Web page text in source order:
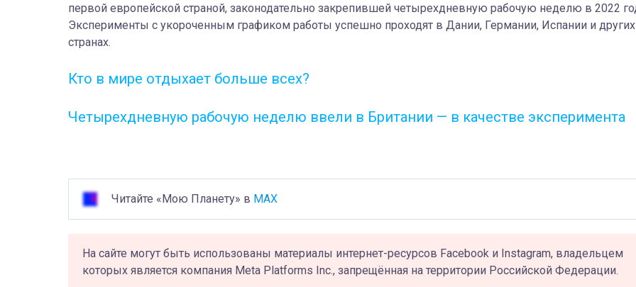
первой европейской страной, законодательно закрепившей четырехдневную рабочую неделю в 2022
Эксперименты с укороченным графиком работы успешно проходят в Дании, Германии, Испании и других
странах.
Кто в мире отдыхает больше всех?
Четырехдневную рабочую неделю ввели в Британии — в качестве эксперимента
Читайте «Мою Планету» в MAX
На сайте могут быть использованы материалы интернет-ресурсов Facebook и Instagram, владельцем
которых является компания Meta Platforms Inc., запрещённая на территории Российской Федерации.